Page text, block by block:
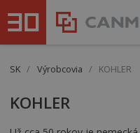
SK / Výrobcovia / KOHLER
KOHLER